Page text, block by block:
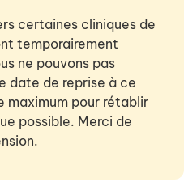
certaines cliniques de
temporairement
ne pouvons pas
date de reprise à ce
maximum pour rétablir
possible. Merci de